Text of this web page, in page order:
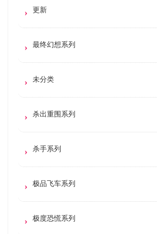
更新
最终幻想系列
未分类
杀出重围系列
杀手系列
极品飞车系列
极度恐慌系列